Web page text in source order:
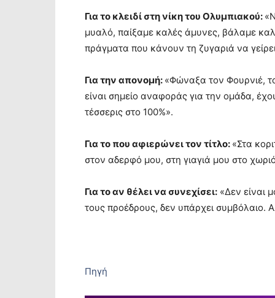
Για το κλειδί στη νίκη του Ολυμπιακού:
μυαλό, παίξαμε καλές άμυνες, βάλαμε
πράγματα που κάνουν τη ζυγαριά να
Για την απονομή: «Φώναξα τον Φουρνιέ,
είναι σημείο αναφοράς για την ομάδα,
τέσσερις στο 100%».
Για το που αφιερώνει τον τίτλο: «Στα
στον αδερφό μου, στη γιαγιά μου στο
Για το αν θέλει να συνεχίσει: «Δεν είναι
τους προέδρους, δεν υπάρχει συμβόλαιο.
Πηγή